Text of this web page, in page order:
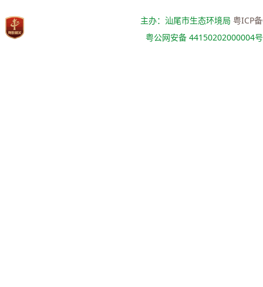
主办：汕尾市生态环境局粤ICP
粤公网安备 44150202000004号